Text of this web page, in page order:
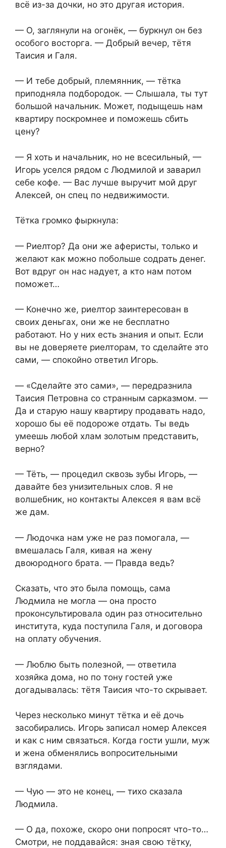
всё из-за дочки, но это другая история.
— О, заглянули на огонёк, — буркнул он без
особого восторга. — Добрый вечер, тётя
Таисия и Галя.
— И тебе добрый, племянник, — тётка
приподняла подбородок. — Слышала, ты тут
большой начальник. Может, подыщешь нам
квартиру поскромнее и поможешь сбить
цену?
— Я хоть и начальник, но не всесильный, —
Игорь уселся рядом с Людмилой и заварил
себе кофе. — Вас лучше выручит мой друг
Алексей, он спец по недвижимости.
Тётка громко фыркнула:
— Риелтор? Да они же аферисты, только и
желают как можно побольше содрать денег.
Вот вдруг он нас надует, а кто нам потом
поможет…
— Конечно же, риелтор заинтересован в
своих деньгах, они же не бесплатно
работают. Но у них есть знания и опыт. Если
вы не доверяете риелторам, то сделайте это
сами, — спокойно ответил Игорь.
— «Сделайте это сами», — передразнила
Таисия Петровна со странным сарказмом. —
Да и старую нашу квартиру продавать надо,
хорошо бы её подороже отдать. Ты ведь
умеешь любой хлам золотым представить,
верно?
— Тёть, — процедил сквозь зубы Игорь, —
давайте без унизительных слов. Я не
волшебник, но контакты Алексея я вам всё
же дам.
— Людочка нам уже не раз помогала, —
вмешалась Галя, кивая на жену
двоюродного брата. — Правда ведь?
Сказать, что это была помощь, сама
Людмила не могла — она просто
проконсультировала один раз относительно
института, куда поступила Галя, и договора
на оплату обучения.
— Люблю быть полезной, — ответила
хозяйка дома, но по тону гостей уже
догадывалась: тётя Таисия что-то скрывает.
Через несколько минут тётка и её дочь
засобирались. Игорь записал номер Алексея
и как с ним связаться. Когда гости ушли, муж
и жена обменялись вопросительными
взглядами.
— Чую — это не конец, — тихо сказала
Людмила.
— О да, похоже, скоро они попросят что-то…
Смотри, не поддавайся: зная свою тётку,